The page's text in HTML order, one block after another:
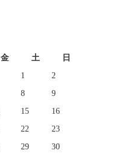
金 土
日
1
2
8
9
15
16
22
23
29
30